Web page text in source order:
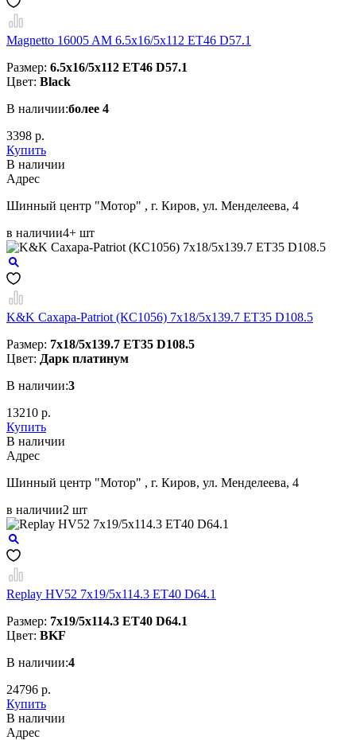
Magnetto 16005 AM 6.5x16/5x112 ET46 D57.1
Размер: 6.5x16/5x112 ET46 D57.1
Цвет: Black
В наличии:более 4
3398 р.
Купить
В наличии
Aдрес
Шинный центр "Мотор" , г. Киров, ул. Менделеева, 4
в наличии4+ шт
K&K Сахара-Patriot (КС1056) 7x18/5x139.7 ET35 D108.5
Размер: 7x18/5x139.7 ET35 D108.5
Цвет: Дарк платинум
В наличии:3
13210 р.
Купить
В наличии
Aдрес
Шинный центр "Мотор" , г. Киров, ул. Менделеева, 4
в наличии2 шт
Replay HV52 7x19/5x114.3 ET40 D64.1
Размер: 7x19/5x114.3 ET40 D64.1
Цвет: BKF
В наличии:4
24796 р.
Купить
В наличии
Aдрес